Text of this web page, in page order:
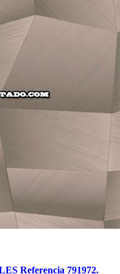
Referencia 791972.